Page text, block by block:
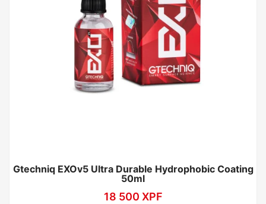
Gtechniq EXOv5 Ultra Durable Hydrophobic Coating
50ml
18 500 XPF